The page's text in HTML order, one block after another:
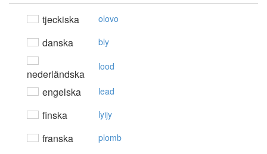
tjeckiska olovo
danska bly
nederländska
lood
engelska lead
finska lyijy
franska plomb